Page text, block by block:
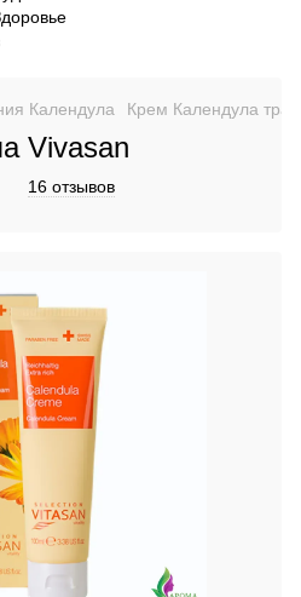
Календула Крем Календула
Vivasan
16 отзывов